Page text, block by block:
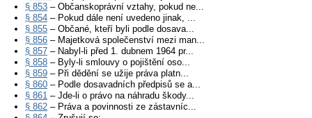
§ 853 – Občanskoprávní vztahy, pokud ne...
§ 854 – Pokud dále není uvedeno jinak, ...
§ 855 – Občané, kteří byli podle dosava...
§ 856 – Majetková společenství mezi man...
§ 857 – Nabyl-li před 1. dubnem 1964 pr...
§ 858 – Byly-li smlouvy o pojištění oso...
§ 859 – Při dědění se užije práva platn...
§ 860 – Podle dosavadních předpisů se a...
§ 861 – Jde-li o právo na náhradu škody...
§ 862 – Práva a povinnosti ze zástavníc...